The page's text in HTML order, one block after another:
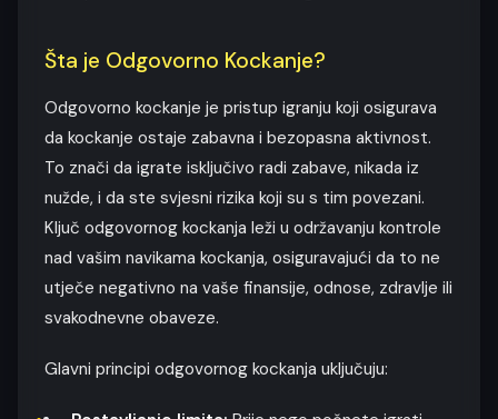
Šta je Odgovorno Kockanje?
Odgovorno kockanje je pristup igranju koji osigurava
da kockanje ostaje zabavna i bezopasna aktivnost.
To znači da igrate isključivo radi zabave, nikada iz
nužde, i da ste svjesni rizika koji su s tim povezani.
Ključ odgovornog kockanja leži u održavanju kontrole
nad vašim navikama kockanja, osiguravajući da to ne
utječe negativno na vaše finansije, odnose, zdravlje ili
svakodnevne obaveze.
Glavni principi odgovornog kockanja uključuju: